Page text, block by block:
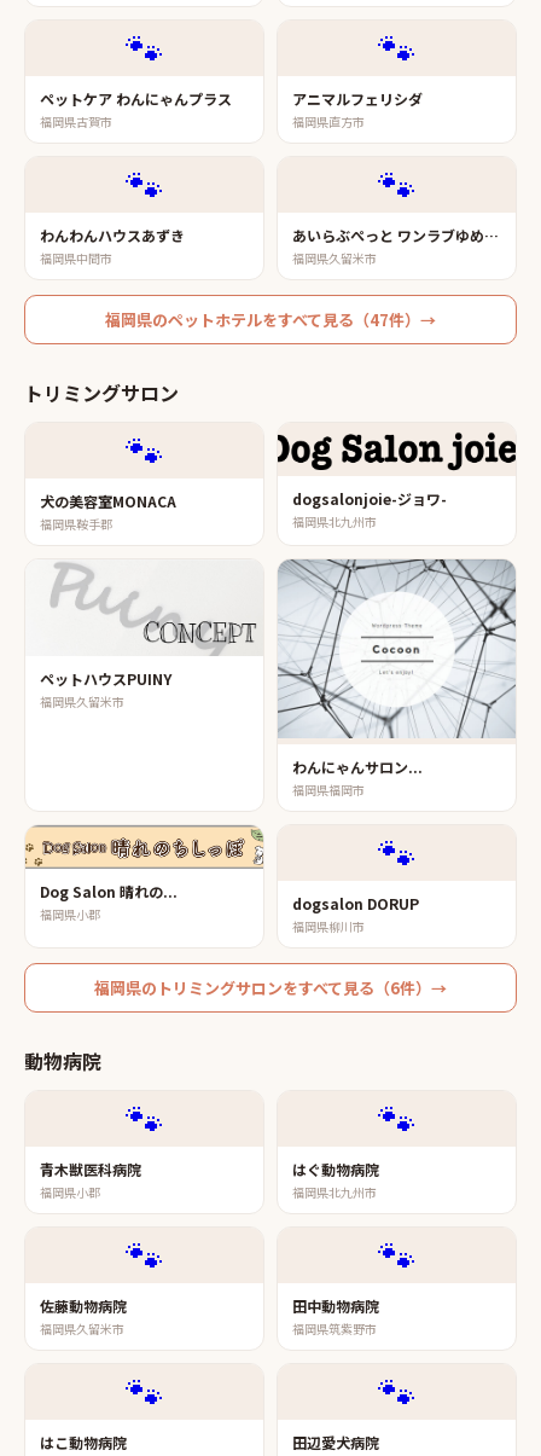
🐾
ペットケア わんにゃんプラス
福岡県古賀市
🐾
アニマルフェリシダ
福岡県直方市
🐾
わんわんハウスあずき
福岡県中間市
🐾
あいらぶぺっと ワンラブゆめタウン久留米店
福岡県久留米市
福岡県のペットホテルをすべて見る（47件）→
トリミングサロン
🐾
犬の美容室MONACA
福岡県鞍手郡
dogsalonjoie-ジョワ-
福岡県北九州市
ペットハウスPUINY
福岡県久留米市
わんにゃんサロン...
福岡県福岡市
Dog Salon 晴れの...
福岡県小郡
🐾
dogsalon DORUP
福岡県柳川市
福岡県の トリミングサロンをすべて見る（6件）→
動物病院
🐾
青木獣医科病院
福岡県小郡
🐾
はぐ動物病院
福岡県北九州市
🐾
佐藤動物病院
福岡県久留米市
🐾
田中動物病院
福岡県筑紫野市
🐾
はこ動物病院
🐾
田辺愛犬病院